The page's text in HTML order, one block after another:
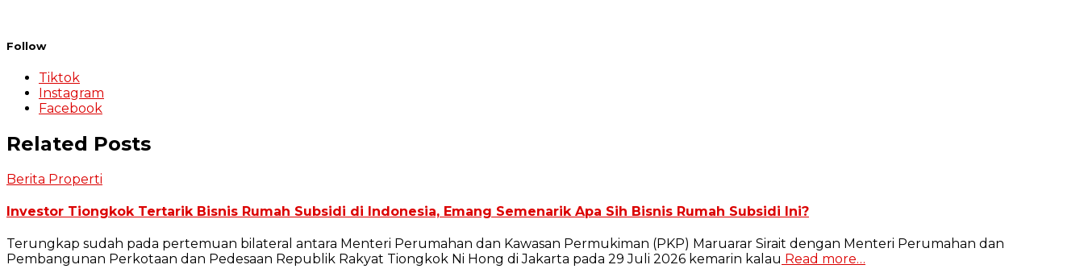
Follow
Tiktok
Instagram
Facebook
Related Posts
Berita Properti
Investor Tiongkok Tertarik Bisnis Rumah Subsidi di Indonesia, Emang Semenarik Apa Sih Bisnis Rumah Subsidi Ini?
Terungkap sudah pada pertemuan bilateral antara Menteri Perumahan dan Kawasan Permukiman (PKP) Maruarar Sirait dengan Menteri Perumahan dan
Pembangunan Perkotaan dan Pedesaan Republik Rakyat Tiongkok Ni Hong di Jakarta pada 29 Juli 2026 kemarin kalau Read more…